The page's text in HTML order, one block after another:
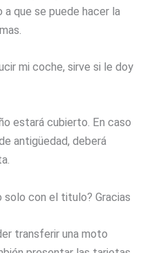
que se puede hacer la
mi coche, sirve si le doy
estará cubierto. En caso
antigüedad, deberá
con el titulo? Gracias
transferir una moto